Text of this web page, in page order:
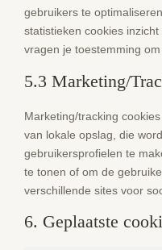
gebruikers te
statistieken cookies
vragen je toestemming
5.3 Marketing/
Marketing/tracking
van lokale opslag, die
gebruikersprofielen te
te tonen of om de
verschillende sites voor
6. Geplaatste